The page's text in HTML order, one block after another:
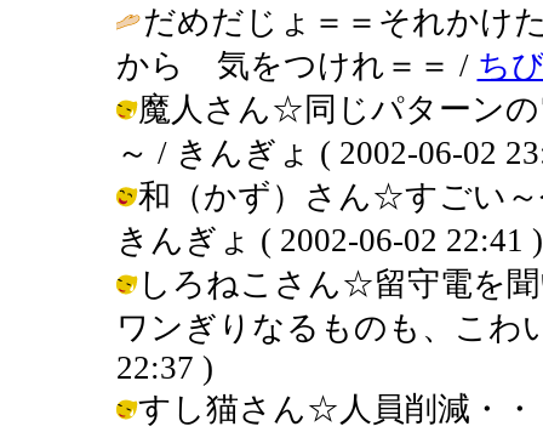
だめだじょ＝＝それか
から 気をつけれ＝＝ / ち
魔人さん☆同じパターン
～ / きんぎょ ( 2002-06-02
和（かず）さん☆すごい
きんぎょ ( 2002-06-02 22:41 )
しろねこさん☆留守電を
ワンぎりなるものも、こわ
22:37 )
すし猫さん☆人員削減・